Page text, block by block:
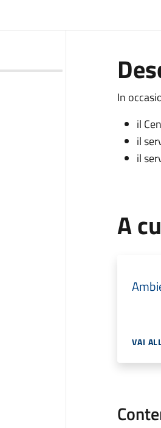
In
il
il
il
A
VAI